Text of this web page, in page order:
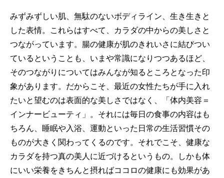
みずみずしい肌、無駄のないボディライン、生き生きと
した表情。これらはすべて、カラダの中からの美しさと
つながっています。腸の健康が肌のきれいさに結びつい
ているということも、いまや常識になりつつあるほど、
そのつながりについてはみんなが知るところとなった印
象があります。だからこそ、最近の女性たちが手に入れ
たいと望むのは表面的な美しさではなく、「体内美容＝
インナービューティ」。それには毎日の食事の内容はも
ちろん、睡眠や入浴、運動といった日常の生活習慣その
ものが大きく関わってくるのです。それでこそ、健康な
カラダを持つ真の美人に近づけるというもの。しかも体
にいい栄養をきちんと摂ればココロの健康にも効果があ